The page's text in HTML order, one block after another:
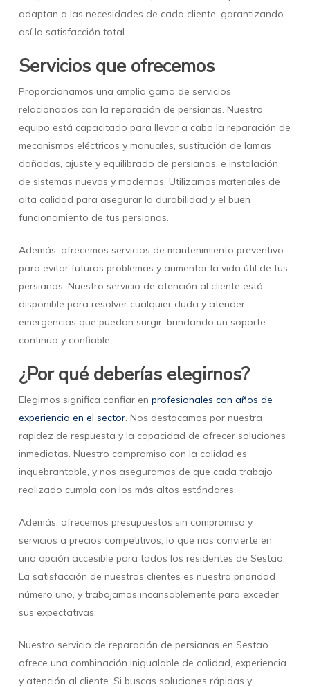
adaptan a las necesidades de cada cliente, garantizando
así la satisfacción total.
Servicios que ofrecemos
Proporcionamos una amplia gama de servicios
relacionados con la reparación de persianas. Nuestro
equipo está capacitado para llevar a cabo la reparación de
mecanismos eléctricos y manuales, sustitución de lamas
dañadas, ajuste y equilibrado de persianas, e instalación
de sistemas nuevos y modernos. Utilizamos materiales de
alta calidad para asegurar la durabilidad y el buen
funcionamiento de tus persianas.
Además, ofrecemos servicios de mantenimiento preventivo
para evitar futuros problemas y aumentar la vida útil de tus
persianas. Nuestro servicio de atención al cliente está
disponible para resolver cualquier duda y atender
emergencias que puedan surgir, brindando un soporte
continuo y confiable.
¿Por qué deberías elegirnos?
Elegirnos significa confiar en profesionales con años de
experiencia en el sector. Nos destacamos por nuestra
rapidez de respuesta y la capacidad de ofrecer soluciones
inmediatas. Nuestro compromiso con la calidad es
inquebrantable, y nos aseguramos de que cada trabajo
realizado cumpla con los más altos estándares.
Además, ofrecemos presupuestos sin compromiso y
servicios a precios competitivos, lo que nos convierte en
una opción accesible para todos los residentes de Sestao.
La satisfacción de nuestros clientes es nuestra prioridad
número uno, y trabajamos incansablemente para exceder
sus expectativas.
Nuestro servicio de reparación de persianas en Sestao
ofrece una combinación inigualable de calidad, experiencia
y atención al cliente. Si buscas soluciones rápidas y